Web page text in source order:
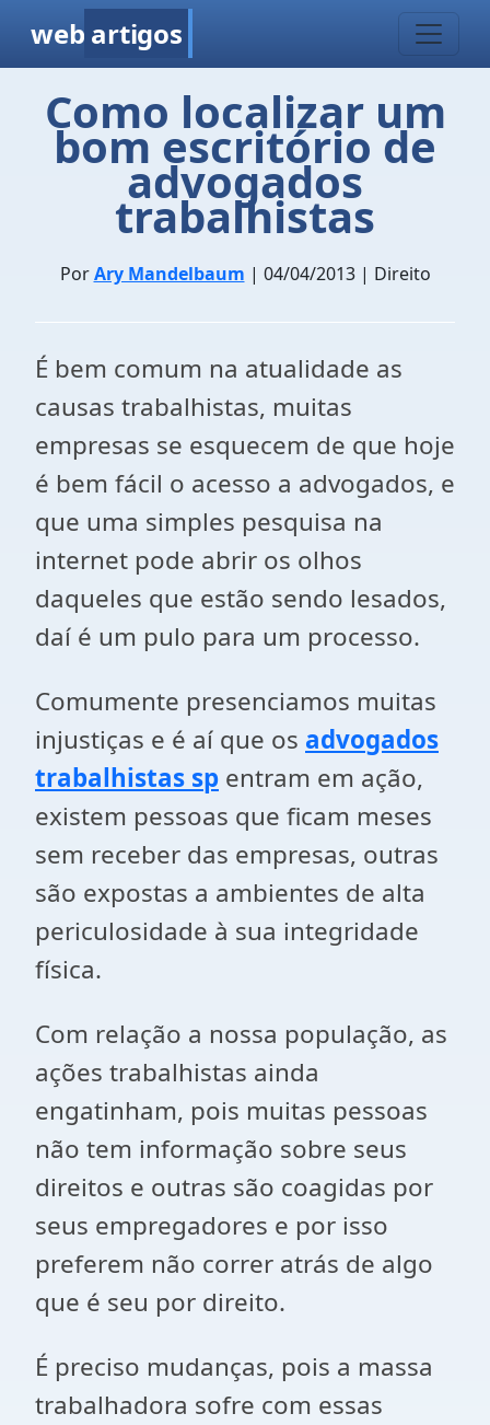
web artigos
Como localizar um
bom escritório de
advogados
trabalhistas
PorAry Mandelbaum | 04/04/2013 | Direito
É bem comum na atualidade as
causas trabalhistas, muitas
empresas se esquecem de que hoje
é bem fácil o acesso a advogados, e
que uma simples pesquisa na
internet pode abrir os olhos
daqueles que estão sendo lesados,
daí é um pulo para um processo.
Comumente presenciamos muitas
injustiças e é aí que os advogados
trabalhistas sp entram em ação,
existem pessoas que ficam meses
sem receber das empresas, outras
são expostas a ambientes de alta
periculosidade à sua integridade
física.
Com relação a nossa população, as
ações trabalhistas ainda
engatinham, pois muitas pessoas
não tem informação sobre seus
direitos e outras são coagidas por
seus empregadores e por isso
preferem não correr atrás de algo
que é seu por direito.
É preciso mudanças, pois a massa
trabalhadora sofre com essas